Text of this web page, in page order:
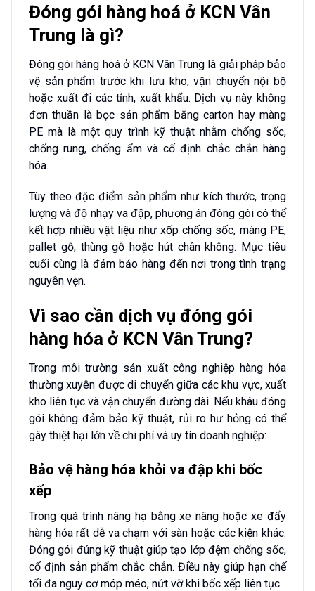
Đóng gói hàng hoá ở KCN Vân
Trung là gì?
Đóng gói hàng hoá ở KCN Vân Trung là giải pháp bảo
vệ sản phẩm trước khi lưu kho, vận chuyển nội bộ
hoặc xuất đi các tỉnh, xuất khẩu. Dịch vụ này không
đơn thuần là bọc sản phẩm bằng carton hay màng
PE mà là một quy trình kỹ thuật nhằm chống sốc,
chống rung, chống ẩm và cố định chắc chắn hàng
hóa.
Tùy theo đặc điểm sản phẩm như kích thước, trọng
lượng và độ nhạy va đập, phương án đóng gói có thể
kết hợp nhiều vật liệu như xốp chống sốc, màng PE,
pallet gỗ, thùng gỗ hoặc hút chân không. Mục tiêu
cuối cùng là đảm bảo hàng đến nơi trong tình trạng
nguyên vẹn.
Vì sao cần dịch vụ đóng gói
hàng hóa ở KCN Vân Trung?
Trong môi trường sản xuất công nghiệp hàng hóa
thường xuyên được di chuyển giữa các khu vực, xuất
kho liên tục và vận chuyển đường dài. Nếu khâu đóng
gói không đảm bảo kỹ thuật, rủi ro hư hỏng có thể
gây thiệt hại lớn về chi phí và uy tín doanh nghiệp:
Bảo vệ hàng hóa khỏi va đập khi bốc
xếp
Trong quá trình nâng hạ bằng xe nâng hoặc xe đẩy
hàng hóa rất dễ va chạm với sàn hoặc các kiện khác.
Đóng gói đúng kỹ thuật giúp tạo lớp đệm chống sốc,
cố định sản phẩm chắc chắn. Điều này giúp hạn chế
tối đa nguy cơ móp méo, nứt vỡ khi bốc xếp liên tục.